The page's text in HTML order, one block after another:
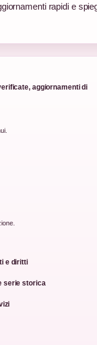
rapidi e
aggiornamenti di
e diritti
serie storica